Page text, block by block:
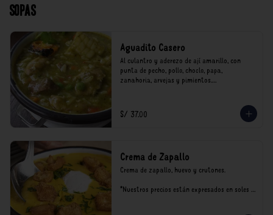
Sopas
Aguadito Casero
Al culantro y aderezo de ají amarillo, con
punta de pecho, pollo, choclo, papa,
zanahoria, arvejas y pimientos.
incluyen impuestos de ley y recargo al
consumo.
S/ 37.00
Crema de Zapallo
Crema de zapallo, huevo y crutones.
*Nuestros precios están expresados en soles e